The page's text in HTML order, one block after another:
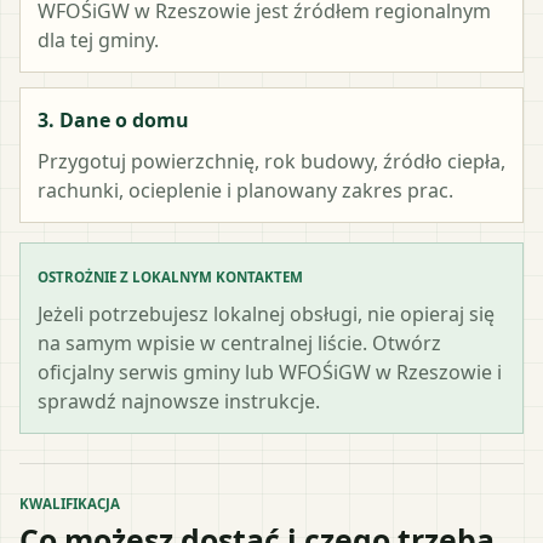
WFOŚiGW w Rzeszowie jest źródłem regionalnym
dla tej gminy.
3. Dane o domu
Przygotuj powierzchnię, rok budowy, źródło ciepła,
rachunki, ocieplenie i planowany zakres prac.
OSTROŻNIE Z LOKALNYM KONTAKTEM
Jeżeli potrzebujesz lokalnej obsługi, nie opieraj się
na samym wpisie w centralnej liście. Otwórz
oficjalny serwis gminy lub WFOŚiGW w Rzeszowie i
sprawdź najnowsze instrukcje.
KWALIFIKACJA